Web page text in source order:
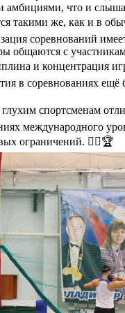
амбициями, что и
же, как и в
соревнований
общаются с
и концентрация
в соревнованиях
глухим спортсменам
международного
ограничений. 🏃‍♀️🏆